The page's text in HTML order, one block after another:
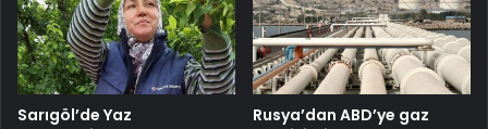
Sarıgöl’de Yaz
Rusya’dan ABD’ye gaz